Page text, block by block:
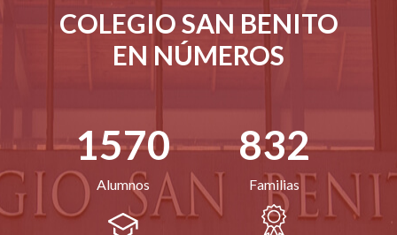
COLEGIO SAN BENITO
EN NÚMEROS
1570
Alumnos
832
Familias